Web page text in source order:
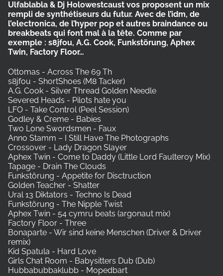
Ulfablabla & Dj Holowestcaust vos proposent un mix
rempli de synthétiseurs du futur. Avec de l’idm, de
l’electronica, de l’hyper pop et autres braindance ou
breakbeats qui font mal à la tête. Comme par
exemple : s8jfou, A.G. Cook, Funkstörung, Aphex
Twin, Factory Floor…
Ottomas - Across The 69 Th
s8jfou - ShortShoes (M8 Tacker)
A.G. Cook - Silver Thread Golden Needle
Severed Heads - Pilots hate you
LFO - Take Control (Peel Session)
Godley & Creme - Babies
Two Lone Swordsmen - Faux
Anno Stamm – I Still Have The Photographs
Crossover - Lady Dragon Slayer
Aphex Twin - Come to Daddy (Little Lord Faulteroy Mix)
Tapage - Drain The Clouds
Funkstörung - Appetite for Disctruction
Golden Teacher - Shatter
Ural 13 Diktators - Techno Is Dead
Funkstörung - The Nipple Twist
Aphex Twin - 54 cymru beats (argonaut mix)
Factory Floor - Three
Bonaparte - Wir sind keine Menschen (Driver & Driver
remix)
Kid Spatula - Hard Love
Girls Chat Room - Babysitters Dub (Dub)
Hubbabubbaklubb - Mopedbart